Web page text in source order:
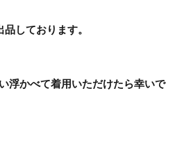
しております。
浮かべて着用いただけたら幸いで